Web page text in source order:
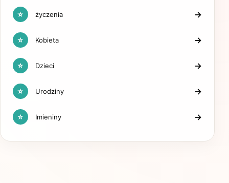
☆ życzenia →
☆ Kobieta →
☆ Dzieci →
☆ Urodziny →
☆ Imieniny →